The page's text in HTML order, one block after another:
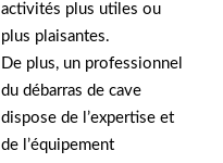
activités plus utiles ou
plus plaisantes.
De plus, un professionnel
du débarras de cave
dispose de l’expertise et
de l’équipement